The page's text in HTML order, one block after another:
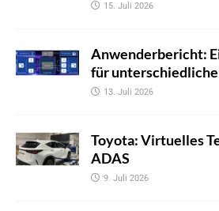
15. Juli 2026
Anwenderbericht:
für
13. Juli 2026
Toyota: Virtuelles
ADAS
9. Juli 2026